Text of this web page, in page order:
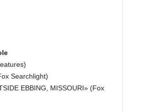
Searchlight)
EBBING, MISSOURI» (Fox